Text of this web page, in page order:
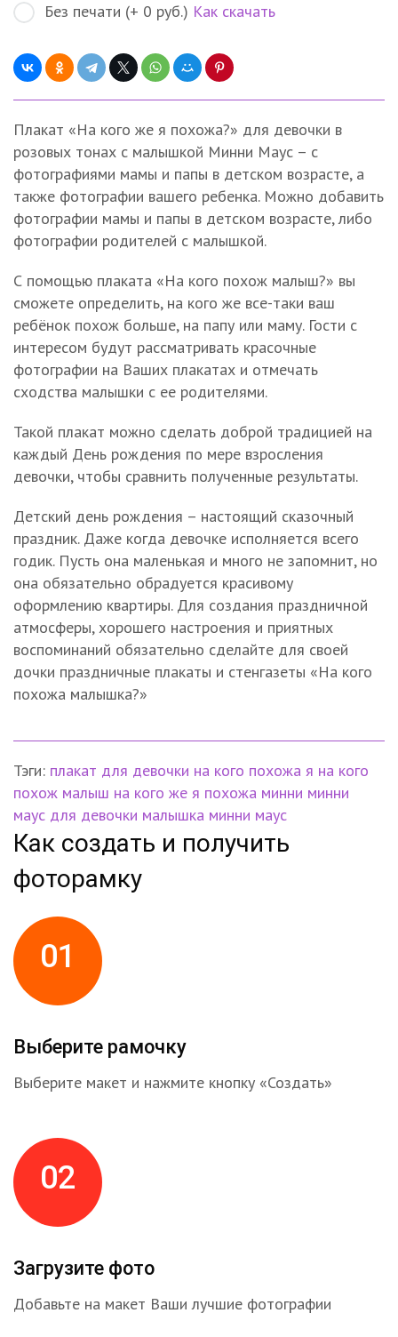
Без печати (+ 0 руб.) Как скачать
Плакат «На кого же я похожа?» для девочки в
розовых тонах с малышкой Минни Маус – с
фотографиями мамы и папы в детском возрасте, а
также фотографии вашего ребенка. Можно добавить
фотографии мамы и папы в детском возрасте, либо
фотографии родителей с малышкой.
С помощью плаката «На кого похож малыш?» вы
сможете определить, на кого же все-таки ваш
ребёнок похож больше, на папу или маму. Гости с
интересом будут рассматривать красочные
фотографии на Ваших плакатах и отмечать
сходства малышки с ее родителями.
Такой плакат можно сделать доброй традицией на
каждый День рождения по мере взросления
девочки, чтобы сравнить полученные результаты.
Детский день рождения – настоящий сказочный
праздник. Даже когда девочке исполняется всего
годик. Пусть она маленькая и много не запомнит, но
она обязательно обрадуется красивому
оформлению квартиры. Для создания праздничной
атмосферы, хорошего настроения и приятных
воспоминаний обязательно сделайте для своей
дочки праздничные плакаты и стенгазеты «На кого
похожа малышка?»
Тэги: плакат для девочки на кого похожа я на кого
похож малыш на кого же я похожа минни минни
маус для девочки малышка минни маус
Как создать и получить
фоторамку
01
Выберите рамочку
Выберите макет и нажмите кнопку «Создать»
02
Загрузите фото
Добавьте на макет Ваши лучшие фотографии